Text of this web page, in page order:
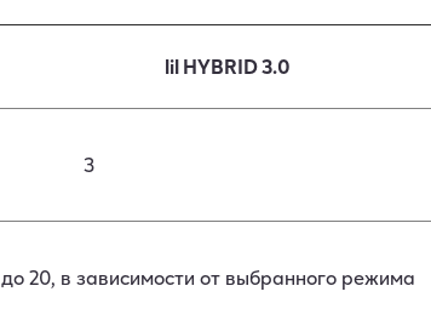
lil HYBRID 3.0
3
до 20, в зависимости от выбранного режима